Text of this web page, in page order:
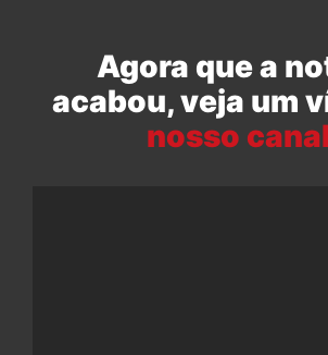
Agora que a
acabou, veja um
nosso canal